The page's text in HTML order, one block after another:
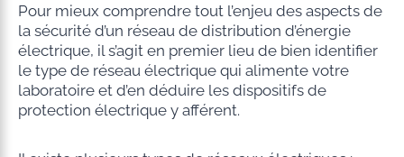
Pour mieux comprendre tout l’enjeu des aspects de
la sécurité d’un réseau de distribution d’énergie
électrique, il s’agit en premier lieu de bien identifier
le type de réseau électrique qui alimente votre
laboratoire et d’en déduire les dispositifs de
protection électrique y afférent.